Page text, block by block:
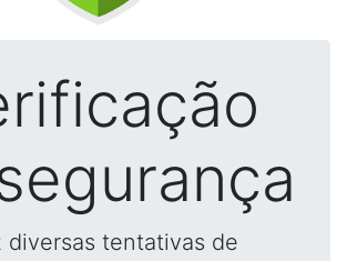
diversas tentativas de